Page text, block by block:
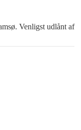
Venligst udlånt af